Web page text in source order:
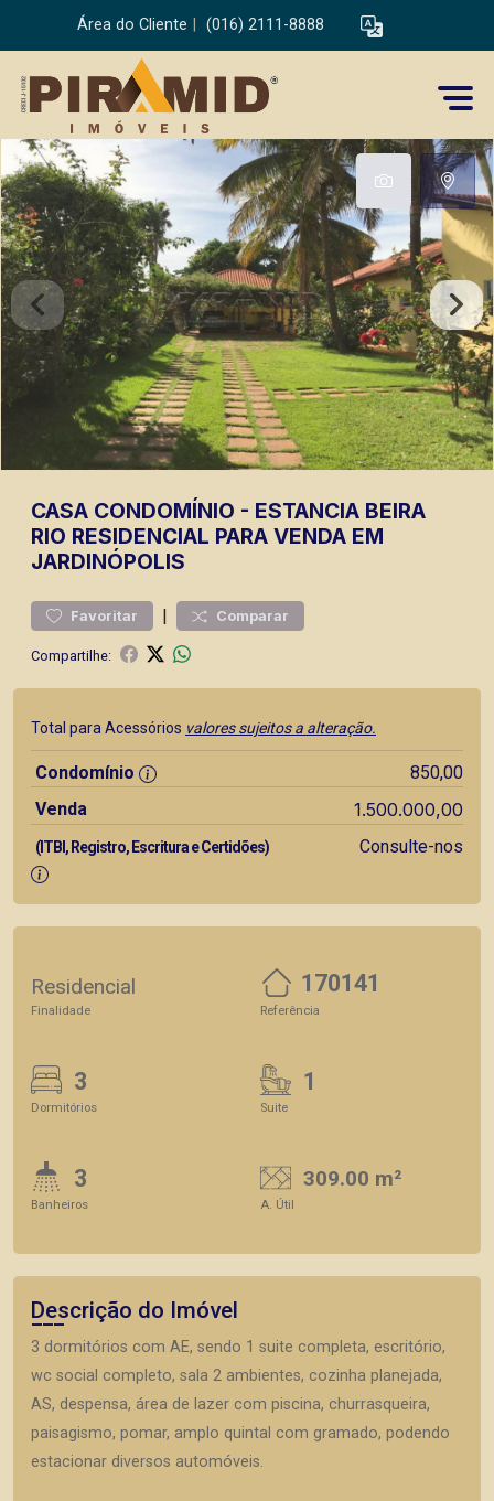
Área do Cliente (016) 2111-8888
CASA CONDOMÍNIO - ESTANCIA BEIRA
RIO RESIDENCIAL PARA VENDA EM
JARDINÓPOLIS
Favoritar | Comparar
Compartilhe:
Total para Acessórios valores sujeitos a alteração.
Condomínio
850,00
Venda
1.500.000,00
(ITBI, Registro, Escritura e Certidões) Consulte-nos
Residencial
Finalidade
170141
Referência
3
Dormitórios
1
Suite
3
Banheiros
309.00 m²
A. Útil
Descrição do Imóvel
3 dormitórios com AE, sendo 1 suite completa, escritório,
wc social completo, sala 2 ambientes, cozinha planejada,
AS, despensa, área de lazer com piscina, churrasqueira,
paisagismo, pomar, amplo quintal com gramado, podendo
estacionar diversos automóveis.